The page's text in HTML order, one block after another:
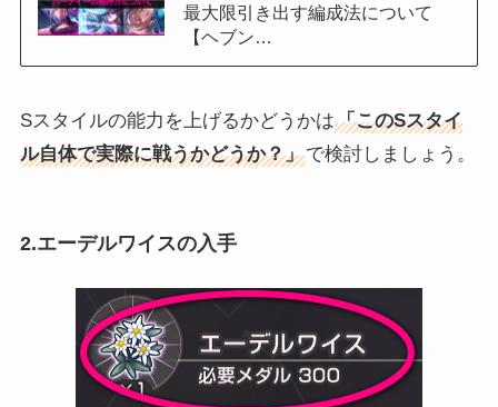
最大限引き出す編成法について
【ヘブン…
Sスタイルの能力を上げるかどうかは「このSスタイ
ル自体で実際に戦うかどうか？」で検討しましょう。
2.エーデルワイスの入手